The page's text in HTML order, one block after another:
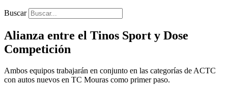
Buscar
Alianza entre el Tinos Sport y Dose
Competición
Ambos equipos trabajarán en conjunto en las categorías de ACTC
con autos nuevos en TC Mouras como primer paso.